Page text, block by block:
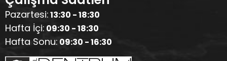
Pazartesi:13:30 - 18:30
Hafta İçi: 09:30 - 18:30
Hafta Sonu: 09:30 - 16:30